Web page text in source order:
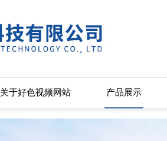
关于好色视频网站 产品展示